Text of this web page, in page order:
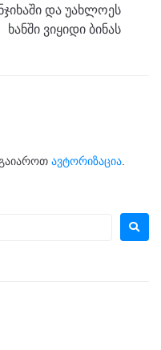
და უახლოეს
ხანში ვიყიდი ბინას
ავტორიზაცია.